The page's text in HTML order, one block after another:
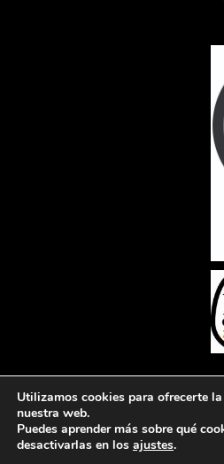
luctus nec ullamcorper mattis, pulvinar
Utilizamos cookies para ofrecerte
nuestra web.
Puedes aprender más sobre qué
desactivarlas en los ajustes.